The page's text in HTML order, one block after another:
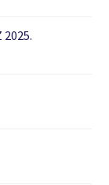
2025.